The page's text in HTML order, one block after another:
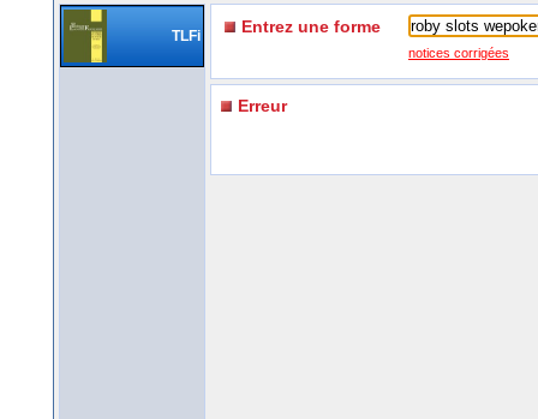
TLFi Entrez une forme
notices corrigées
Erreur